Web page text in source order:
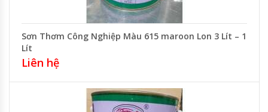
Sơn Thơm Công Nghiệp Màu 615 maroon Lon 3 Lít – 1
Lít
Liên hệ